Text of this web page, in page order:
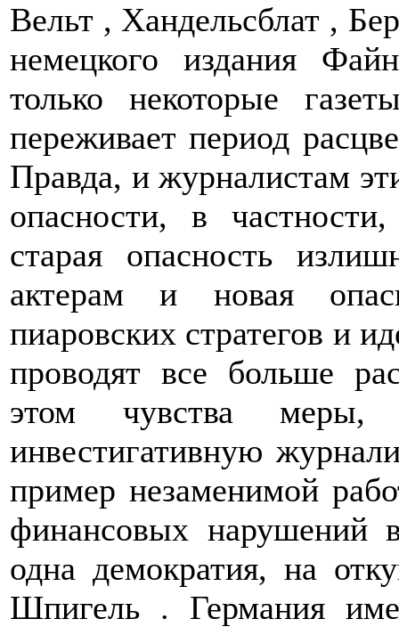
Вельт , Хандельсблат ,
немецкого издания
только некоторые
переживает период
Правда, и журналистам
опасности, в
старая опасность
актерам и новая
пиаровских стратегов и
проводят все больше
этом чувства
инвестигативную
пример незаменимой
финансовых
одна демократия, на
Шпигель . Германия